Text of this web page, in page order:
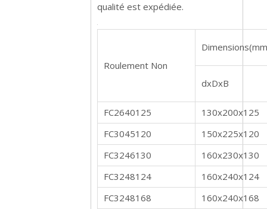
qualité est expédiée.
Roulement Non
dxDxB
FC2640125
130x200x125
FC3045120
150x225x120
FC3246130
160x230x130
FC3248124
160x240x124
FC3248168
160x240x168